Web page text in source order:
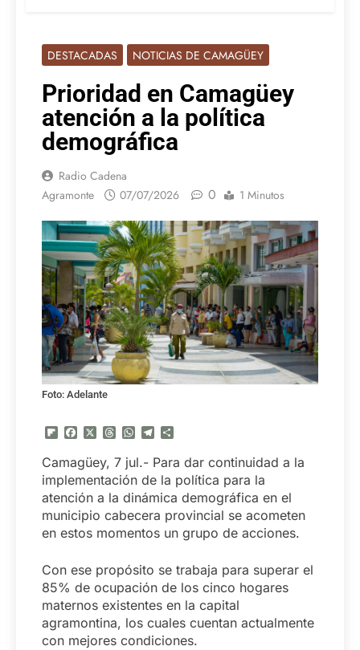
DESTACADAS NOTICIAS DE CAMAGÜEY
Prioridad en Camagüey
atención a la política
demográfica
Radio Cadena
Agramonte
07/07/2026 0 1 Minutos
Foto: Adelante
Flipboard
Facebook
X Threads
WhatsApp
Telegram
Camagüey, 7 jul.- Para dar continuidad a la
implementación de la política para la
atención a la dinámica demográfica en el
municipio cabecera provincial se acometen
en estos momentos un grupo de acciones.
Con ese propósito se trabaja para superar el
85% de ocupación de los cinco hogares
maternos existentes en la capital
agramontina, los cuales cuentan actualmente
con mejores condiciones.